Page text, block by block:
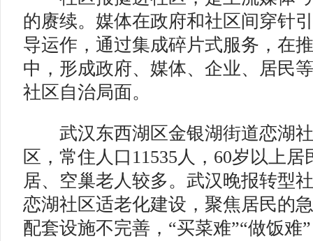
的赓续。媒体在政府和社区间穿针
导运作，通过集成碎片式服务，在
中，形成政府、媒体、企业、居民
社区自治局面。
武汉东西湖区金银湖街道恋湖社
区，常住人口11535人，60岁以上
居、空巢老人较多。武汉晚报转型
恋湖社区适老化建设，聚焦居民的
配套设施不完善，“买菜难”“做饭难